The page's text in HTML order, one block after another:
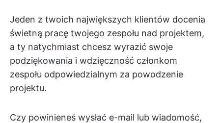
Jeden z twoich największych klientów docenia
świetną pracę twojego zespołu nad projektem,
a ty natychmiast chcesz wyrazić swoje
podziękowania i wdzięczność członkom
zespołu odpowiedzialnym za powodzenie
projektu.
Czy powinieneś wysłać e-mail lub wiadomość,